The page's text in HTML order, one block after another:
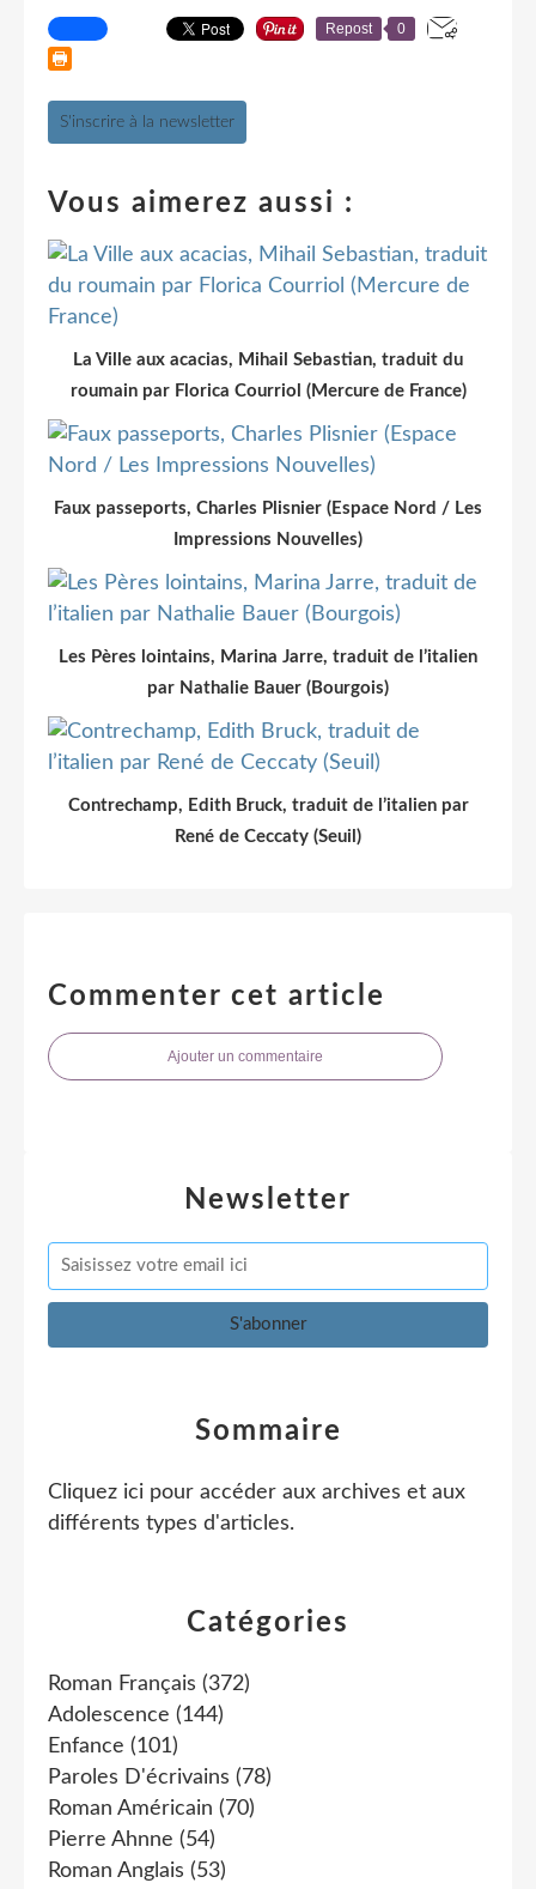
Repost 0
S'inscrire à la newsletter
Vous aimerez aussi :
La Ville aux acacias, Mihail Sebastian, traduit du
roumain par Florica Courriol (Mercure de France)
Faux passeports, Charles Plisnier (Espace Nord / Les
Impressions Nouvelles)
Les Pères lointains, Marina Jarre, traduit de l’italien
par Nathalie Bauer (Bourgois)
Contrechamp, Edith Bruck, traduit de l’italien par
René de Ceccaty (Seuil)
Commenter cet article
Ajouter un commentaire
Newsletter
Catégories
Roman Français (372)
Adolescence (144)
Enfance (101)
Paroles D'écrivains (78)
Roman Américain (70)
Pierre Ahnne (54)
Roman Anglais (53)
Sommaire
Cliquez ici pour accéder aux archives et aux
différents types d'articles.